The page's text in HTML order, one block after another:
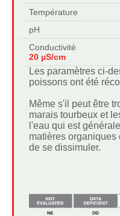
Température
pH
Conductivité
20 µS/cm
Les paramètres ci-
poissons ont été
Même s'il peut être
marais tourbeux et
l'eau qui est
matières
de se dissimuler.